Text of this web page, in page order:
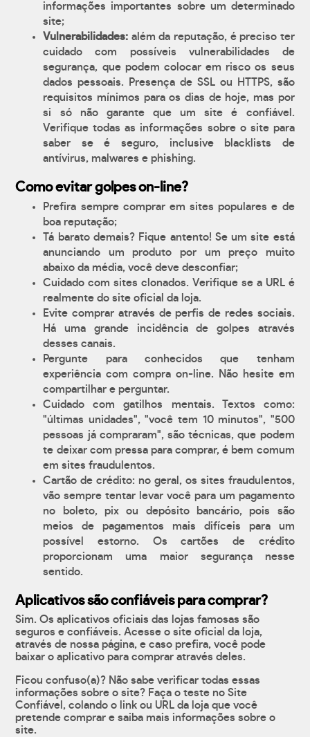
informações importantes sobre um determinado
site;
Vulnerabilidades: além da reputação, é preciso ter
cuidado com possíveis vulnerabilidades de
segurança, que podem colocar em risco os seus
dados pessoais. Presença de SSL ou HTTPS, são
requisitos mínimos para os dias de hoje, mas por
si só não garante que um site é confiável.
Verifique todas as informações sobre o site para
saber se é seguro, inclusive blacklists de
antívirus, malwares e phishing.
Como evitar golpes on-line?
Prefira sempre comprar em sites populares e de
boa reputação;
Tá barato demais? Fique antento! Se um site está
anunciando um produto por um preço muito
abaixo da média, você deve desconfiar;
Cuidado com sites clonados. Verifique se a URL é
realmente do site oficial da loja.
Evite comprar através de perfis de redes sociais.
Há uma grande incidência de golpes através
desses canais.
Pergunte para conhecidos que tenham
experiência com compra on-line. Não hesite em
compartilhar e perguntar.
Cuidado com gatilhos mentais. Textos como:
"últimas unidades", "você tem 10 minutos", "500
pessoas já compraram", são técnicas, que podem
te deixar com pressa para comprar, é bem comum
em sites fraudulentos.
Cartão de crédito: no geral, os sites fraudulentos,
vão sempre tentar levar você para um pagamento
no boleto, pix ou depósito bancário, pois são
meios de pagamentos mais difíceis para um
possível estorno. Os cartões de crédito
proporcionam uma maior segurança nesse
sentido.
Aplicativos são confiáveis para comprar?
Sim. Os aplicativos oficiais das lojas famosas são
seguros e confiáveis. Acesse o site oficial da loja,
através de nossa página, e caso prefira, você pode
baixar o aplicativo para comprar através deles.
Ficou confuso(a)? Não sabe verificar todas essas
informações sobre o site? Faça o teste no Site
Confiável, colando o link ou URL da loja que você
pretende comprar e saiba mais informações sobre o
site.